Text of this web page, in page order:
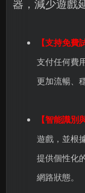
器，減少遊戲
【支持免費
支付任何費
更加流暢、
【智能識別
遊戲，並根
提供個性化
網路狀態。